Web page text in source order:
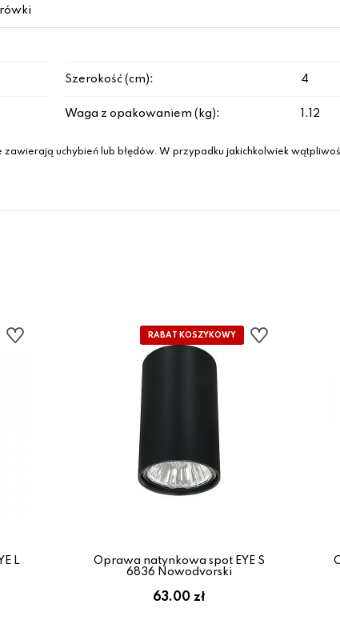
Szerokość (cm): 4
Waga z opakowaniem (kg): 1.12
uchybień lub błędów. W przypadku jakichkolwiek
L
Oprawa natynkowa spot EYE S
6836 Nowodvorski
63.00 zł